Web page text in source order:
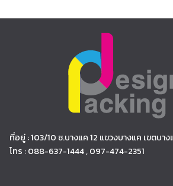
ที่อยู่ : 103/10 ซ.บางแค 12 แขวงบางแค เขตบา
โทร : 088-637-1444 , 097-474-2351